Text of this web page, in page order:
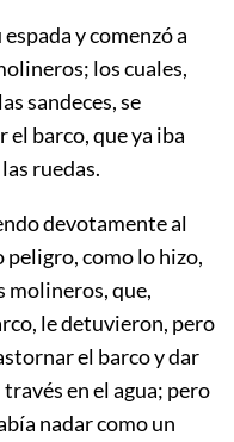
y comenzó a
los cuales,
sandeces, se
el barco, que ya iba
ruedas.
devotamente al
como lo hizo,
molineros, que,
le detuvieron, pero
el barco y dar
en el agua; pero
nadar como un